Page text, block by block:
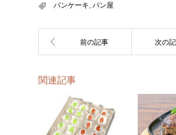
パンケーキ, パン屋
関連記事